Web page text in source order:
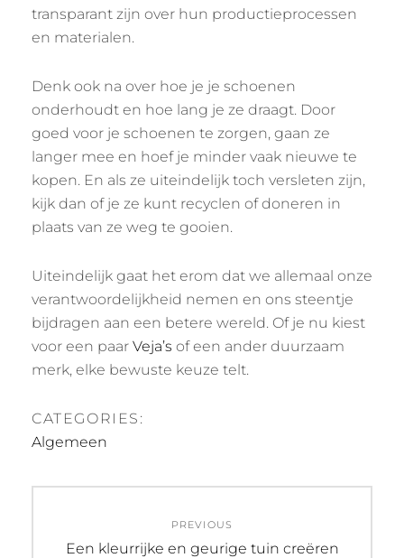
transparant zijn over hun productieprocessen
en materialen.
Denk ook na over hoe je je schoenen
onderhoudt en hoe lang je ze draagt. Door
goed voor je schoenen te zorgen, gaan ze
langer mee en hoef je minder vaak nieuwe te
kopen. En als ze uiteindelijk toch versleten zijn,
kijk dan of je ze kunt recyclen of doneren in
plaats van ze weg te gooien.
Uiteindelijk gaat het erom dat we allemaal onze
verantwoordelijkheid nemen en ons steentje
bijdragen aan een betere wereld. Of je nu kiest
voor een paar Veja’s of een ander duurzaam
merk, elke bewuste keuze telt.
CATEGORIES:
Algemeen
navigation
PREVIOUS
Previous
Een kleurrijke en geurige tuin creëren